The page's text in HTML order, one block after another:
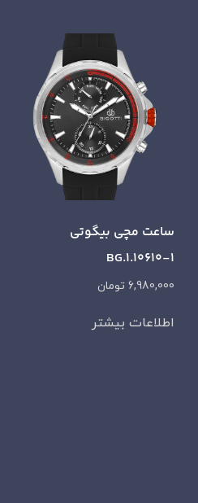
ساعت مچی بیگوتی
BG.1.10610-1
6,980,000 تومان
اطلاعات بیشتر